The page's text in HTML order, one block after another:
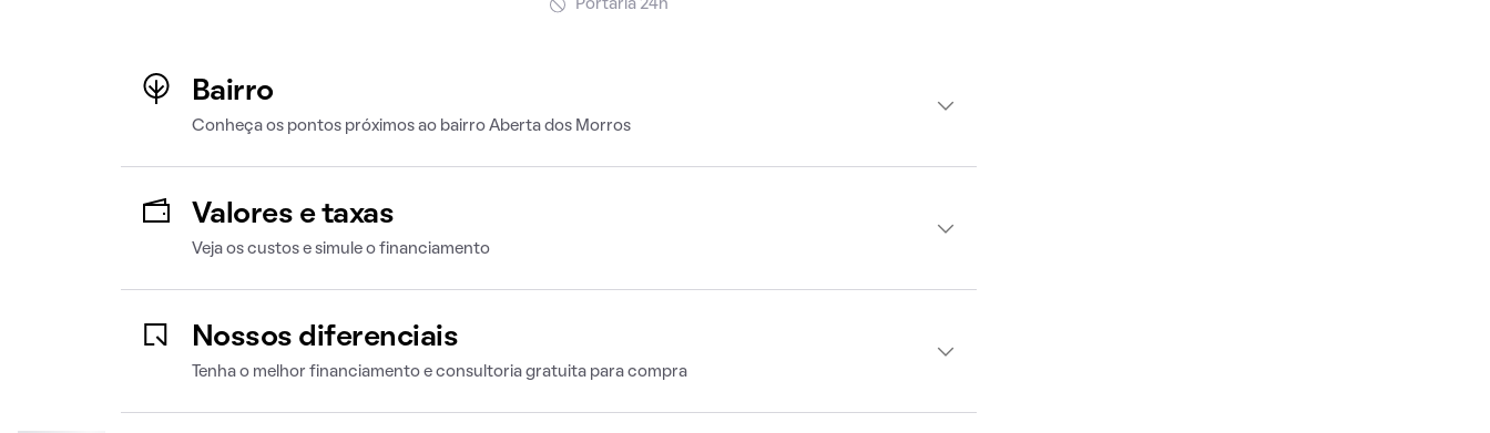
Portaria 24h
Bairro
Conheça os pontos próximos ao bairro Aberta dos Morros
Valores e taxas
Veja os custos e simule o financiamento
Nossos diferenciais
Tenha o melhor financiamento e consultoria gratuita para compra